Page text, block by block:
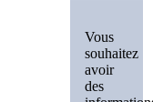
Vous
souhaitez
avoir
des